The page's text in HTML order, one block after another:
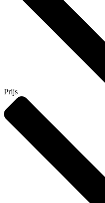
Prijs